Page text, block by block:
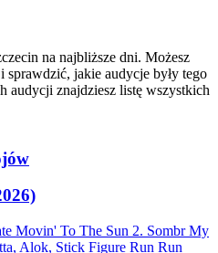
na najbliższe dni. Możesz
sprawdzić, jakie audycje były tego
audycji znajdziesz listę wszystkich
Movin' To The Sun 2. Sombr My
Alok, Stick Figure Run Run